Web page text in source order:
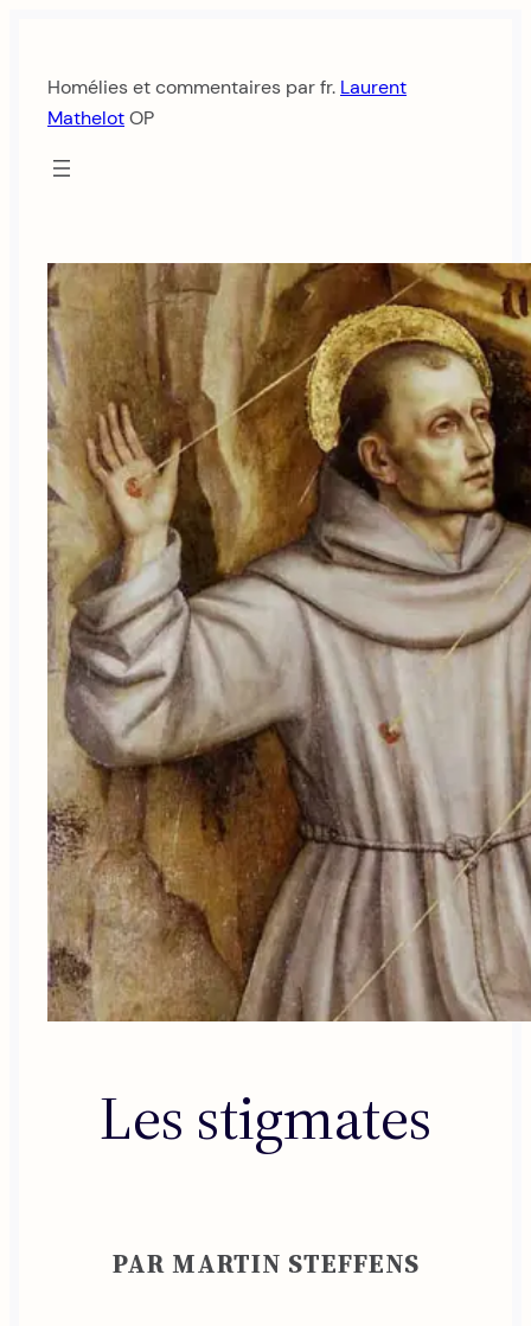
contenu
Homélies et commentaires par fr. Laurent
MathelotOP
Les stigmates
PAR MARTIN STEFFENS